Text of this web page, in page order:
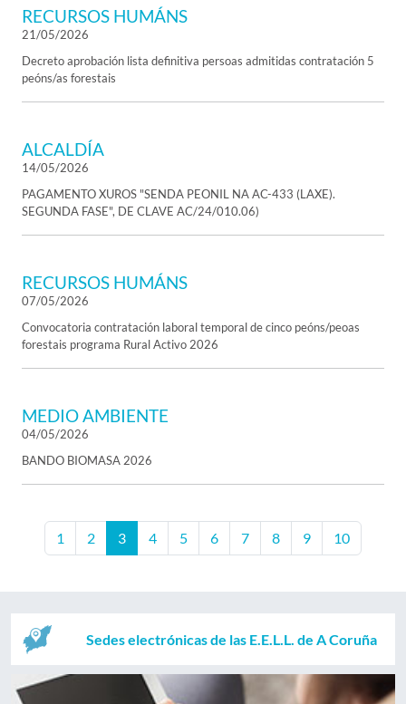
RECURSOS HUMÁNS
21/05/2026
Decreto aprobación lista definitiva persoas admitidas contratación 5
peóns/as forestais
ALCALDÍA
14/05/2026
PAGAMENTO XUROS "SENDA PEONIL NA AC-433 (LAXE).
SEGUNDA FASE", DE CLAVE AC/24/010.06)
RECURSOS HUMÁNS
07/05/2026
Convocatoria contratación laboral temporal de cinco peóns/peoas
forestais programa Rural Activo 2026
MEDIO AMBIENTE
04/05/2026
BANDO BIOMASA 2026
1 2 3 4 5 6 7 8 9 10
Sedes electrónicas de las E.E.L.L. de A Coruña